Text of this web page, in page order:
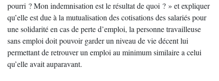
pourri ? Mon indemnisation est le résultat de quoi ? » et expliquer
qu’elle est due à la mutualisation des cotisations des salariés pour
une solidarité en cas de perte d’emploi, la personne travailleuse
sans emploi doit pouvoir garder un niveau de vie décent lui
permettant de retrouver un emploi au minimum similaire a celui
qu’elle avait auparavant.